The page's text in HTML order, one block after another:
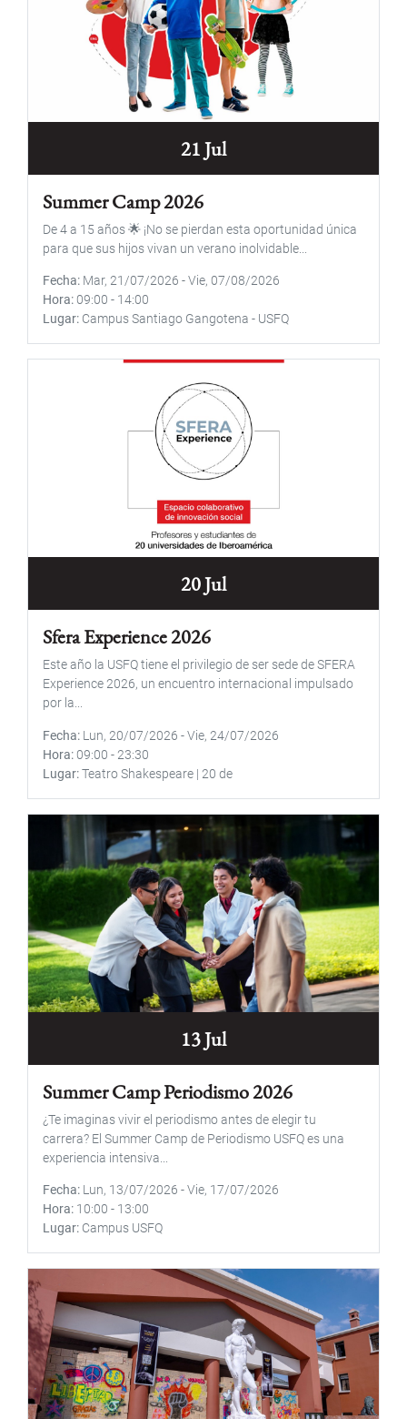
21 Jul
Summer Camp 2026
De 4 a 15 años 🌟 ¡No se pierdan esta oportunidad única
para que sus hijos vivan un verano inolvidable...
Fecha Mar, 21/07/2026 -Vie, 07/08/2026
Hora 09:00 - 14:00
Lugar Campus Santiago Gangotena - USFQ
20 Jul
Sfera Experience 2026
Este año la USFQ tiene el privilegio de ser sede de SFERA
Experience 2026, un encuentro internacional impulsado
por la...
Fecha Lun, 20/07/2026 -Vie, 24/07/2026
Hora 09:00 - 23:30
Lugar Teatro Shakespeare | 20 de
13 Jul
Summer Camp Periodismo 2026
¿Te imaginas vivir el periodismo antes de elegir tu
carrera? El Summer Camp de Periodismo USFQ es una
experiencia intensiva...
Fecha Lun, 13/07/2026 -Vie, 17/07/2026
Hora 10:00 - 13:00
Lugar Campus USFQ